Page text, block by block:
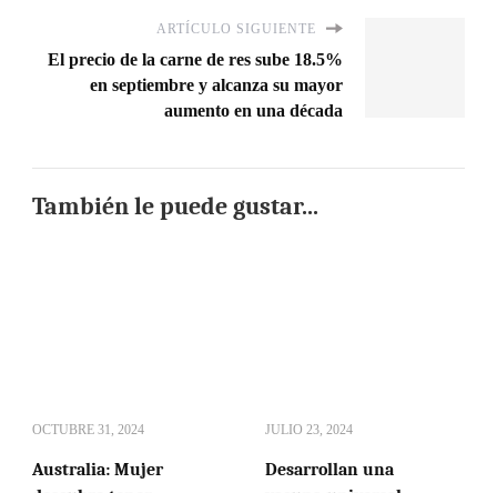
ARTÍCULO SIGUIENTE
El precio de la carne de res sube 18.5%
en septiembre y alcanza su mayor
aumento en una década
También le puede gustar...
OCTUBRE 31, 2024
Australia: Mujer
JULIO 23, 2024
Desarrollan una